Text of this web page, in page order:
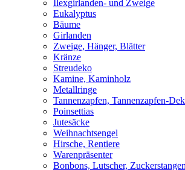
Ilexgirlanden- und Zweige
Eukalyptus
Bäume
Girlanden
Zweige, Hänger, Blätter
Kränze
Streudeko
Kamine, Kaminholz
Metallringe
Tannenzapfen, Tannenzapfen-
Poinsettias
Jutesäcke
Weihnachtsengel
Hirsche, Rentiere
Warenpräsenter
Bonbons, Lutscher, Zuckerstangen